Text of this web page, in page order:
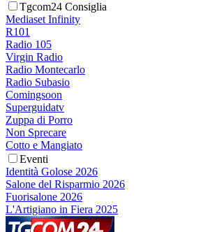
Tgcom24 Consiglia
Mediaset Infinity
R101
Radio 105
Virgin Radio
Radio Montecarlo
Radio Subasio
Comingsoon
Superguidatv
Zuppa di Porro
Non Sprecare
Cotto e Mangiato
Eventi
Identità Golose 2026
Salone del Risparmio 2026
Fuorisalone 2026
L'Artigiano in Fiera 2025